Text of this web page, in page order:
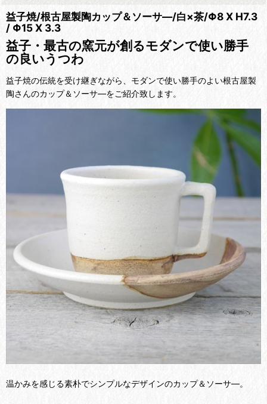
益子焼/根古屋製陶カップ＆ソーサ―/白×茶/Φ8 X H7.3
/ Φ15 X 3.3
益子・最古の窯元が創るモダンで使い勝手
の良いうつわ
益子焼の伝統を受け継ぎながら、モダンで使い勝手のよい根古屋製
陶さんのカップ＆ソーサ―をご紹介致します。
温かみを感じる素朴でシンプルなデザインのカップ＆ソーサ―。